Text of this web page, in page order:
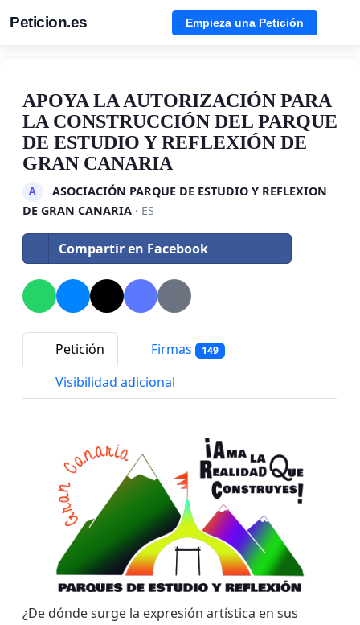
Peticion.es Empieza una Petición
APOYA LA AUTORIZACIÓN PARA
LA CONSTRUCCIÓN DEL PARQUE
DE ESTUDIO Y REFLEXIÓN DE
GRAN CANARIA
A
ASOCIACIÓN PARQUE DE ESTUDIO Y REFLEXION
DE GRAN CANARIA · ES
Compartir en Facebook
Petición Firmas 149
Visibilidad adicional
¿De dónde surge la expresión artística en sus